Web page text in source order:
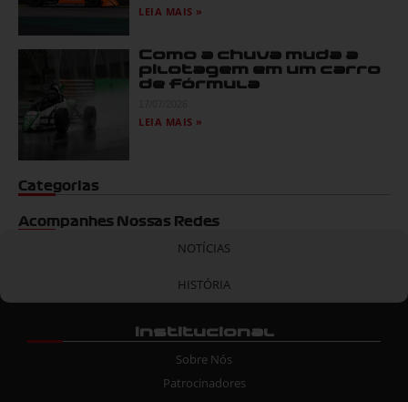
LEIA MAIS »
Como a chuva muda a
pilotagem em um carro
de fórmula
LEIA MAIS »
Categorias
NOTÍCIAS
HISTÓRIA
Acompanhes Nossas Redes
Institucional
Sobre Nós
Patrocinadores